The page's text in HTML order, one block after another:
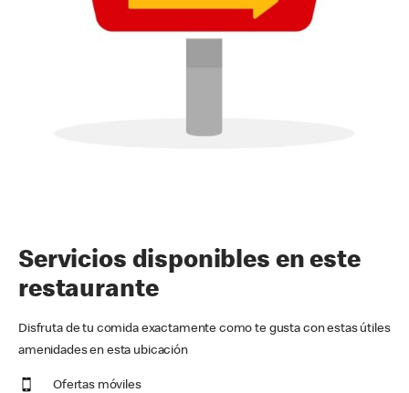
Servicios disponibles en este
restaurante
Disfruta de tu comida exactamente como te gusta con estas útiles
amenidades en esta ubicación
Ofertas móviles